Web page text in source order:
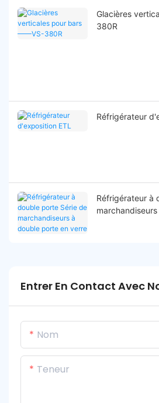
Glacières
380R
Réfrigérateur
Réfrigérateur à
Entrer En Contact Avec
Nom
Teneur